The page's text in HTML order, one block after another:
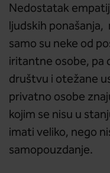
Nedostatak
ljudskih
samo su neke od
iritantne osobe, pa
društvu i otežane
privatno osobe
kojim se nisu u
imati veliko, nego
samopouzdanje.